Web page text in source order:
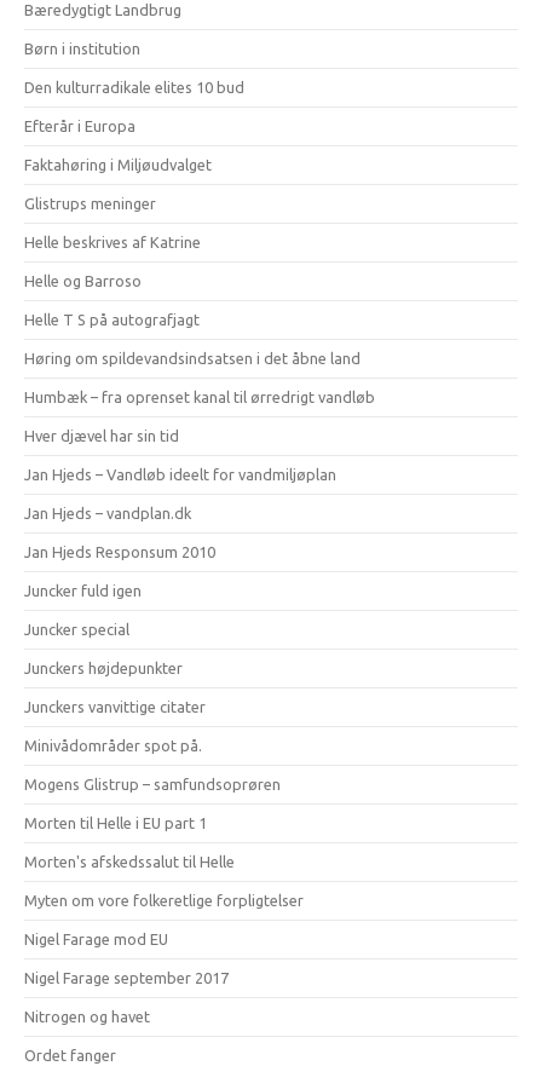
Bæredygtigt Landbrug
Børn i institution
Den kulturradikale elites 10 bud
Efterår i Europa
Faktahøring i Miljøudvalget
Glistrups meninger
Helle beskrives af Katrine
Helle og Barroso
Helle T S på autografjagt
Høring om spildevandsindsatsen i det åbne land
Humbæk – fra oprenset kanal til ørredrigt vandløb
Hver djævel har sin tid
Jan Hjeds – Vandløb ideelt for vandmiljøplan
Jan Hjeds – vandplan.dk
Jan Hjeds Responsum 2010
Juncker fuld igen
Juncker special
Junckers højdepunkter
Junckers vanvittige citater
Minivådområder spot på.
Mogens Glistrup – samfundsoprøren
Morten til Helle i EU part 1
Morten's afskedssalut til Helle
Myten om vore folkeretlige forpligtelser
Nigel Farage mod EU
Nigel Farage september 2017
Nitrogen og havet
Ordet fanger